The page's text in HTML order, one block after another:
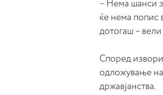
– Нема шанси
ќе нема попис
дотогаш –
Според
одложување на
државјанства.